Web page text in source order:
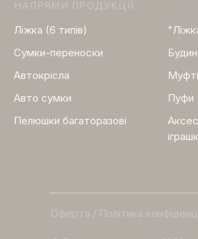
НАПРЯМИ ПРОДУКЦІЇ
Ліжка (6 типів)
Сумки-переноски
Автокрісла
Авто сумки
Пелюшки багаторазові
Пуфи
Оферта / Політика